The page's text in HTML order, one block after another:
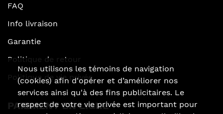
FAQ
Info livraison
Garantie
Politique de retour
Politique de vie privée
PAIEMENT EN LIGNE
Nous utilisons les témoins de navigation
(cookies) afin d'opérer et d’améliorer nos
services ainsi qu'à des fins publicitaires. Le
respect de votre vie privée est important pour